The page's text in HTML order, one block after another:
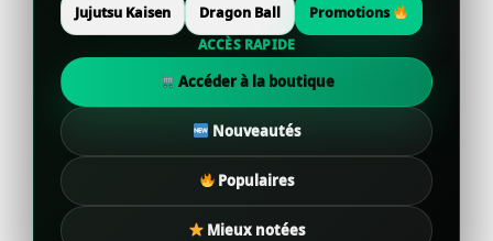
Jujutsu Kaisen Dragon Ball
Promotions
ACCÈS RAPIDE
Accéder à la boutique
Nouveautés
Populaires
Mieux notées